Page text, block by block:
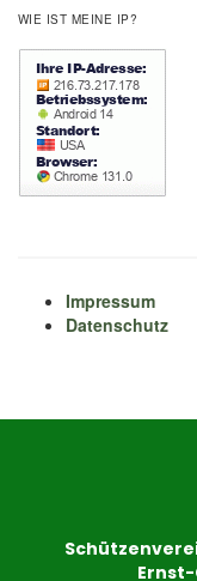
WIE IST MEINE IP?
Impressum
Datenschutz